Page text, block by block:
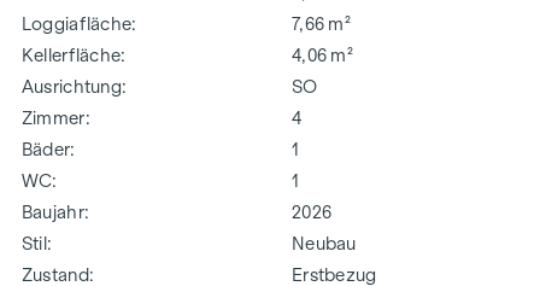
Loggiafläche
7,66 m²
Kellerfläche
4,06 m²
Ausrichtung
SO
Zimmer
4
Bäder
1
WC
1
Baujahr
2026
Stil
Neubau
Zustand
Erstbezug